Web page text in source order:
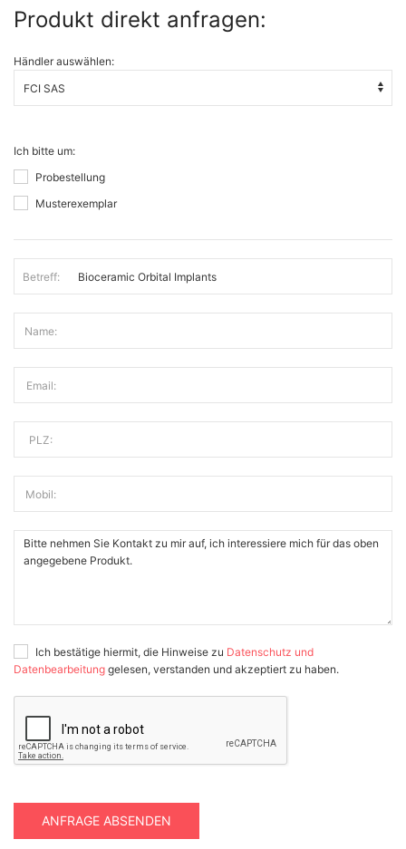
Produkt direkt anfragen:
Händler auswählen:
Ich bitte um:
Probestellung
Musterexemplar
Betreff:
Name:
Email:
PLZ:
Mobil:
Ich bestätige hiermit, die Hinweise zu Datenschutz und
Datenbearbeitung gelesen, verstanden und akzeptiert zu haben.
ANFRAGE ABSENDEN